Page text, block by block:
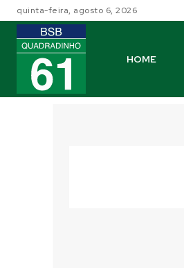
quinta-feira, agosto 6, 2026
HOME